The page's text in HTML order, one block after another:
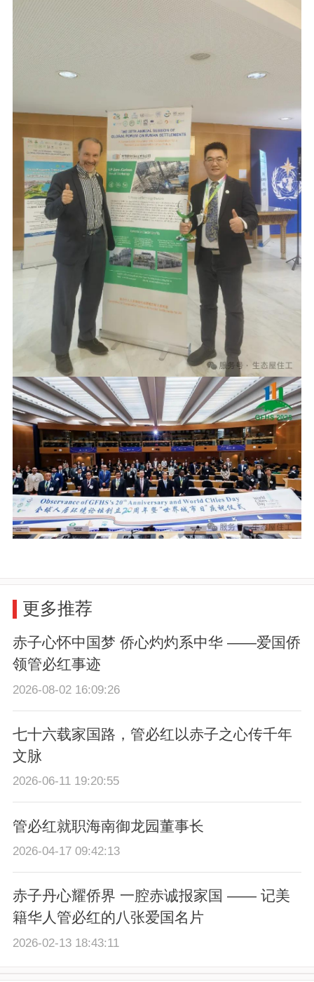
更多推荐
赤子心怀中国梦 侨心灼灼系中华 ——爱国侨
领管必红事迹
2026-08-02 16:09:26
七十六载家国路，管必红以赤子之心传千年
文脉
2026-06-11 19:20:55
管必红就职海南御龙园董事长
2026-04-17 09:42:13
赤子丹心耀侨界 一腔赤诚报家国 —— 记美
籍华人管必红的八张爱国名片
2026-02-13 18:43:11